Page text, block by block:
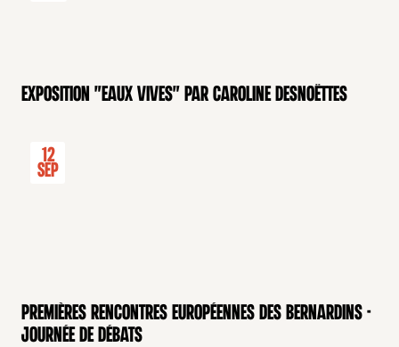
Exposition "Eaux Vives" par Caroline Desnoëttes
12
Sep
Premières rencontres européennes des Bernardins -
Journée de débats